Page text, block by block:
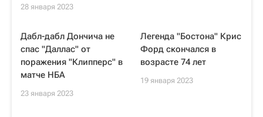
28 января 2023
Дабл-дабл Дончича не
спас "Даллас" от
поражения "Клипперс" в
матче НБА
23 января 2023
Легенда "Бостона" Крис
Форд скончался в
возрасте 74 лет
19 января 2023